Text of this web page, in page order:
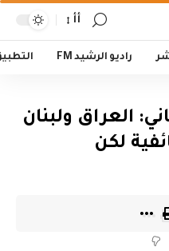
أأ
راديو الرشيد FM
العراق ولبنان
لكن